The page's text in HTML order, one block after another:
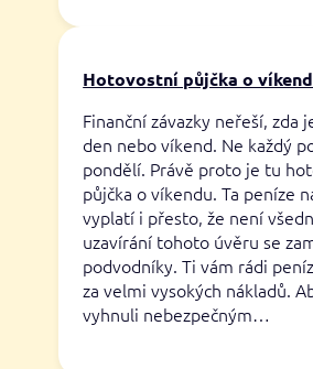
Hotovostní půjčka o
Finanční závazky neřeší, zda
den nebo víkend. Ne každý
pondělí. Právě proto je tu
půjčka o víkendu. Ta peníze
vyplatí i přesto, že není
uzavírání tohoto úvěru se
podvodníky. Ti vám rádi
za velmi vysokých nákladů.
vyhnuli nebezpečným…